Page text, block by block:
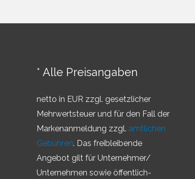
* Alle Preisangaben
netto in EUR zzgl. gesetzlicher
Mehrwertsteuer und für den Fall der
Markenanmeldung zzgl. amtlichen
Gebühren. Das freibleibende
Angebot gilt für Unternehmer/
Unternehmen sowie öffentlich-